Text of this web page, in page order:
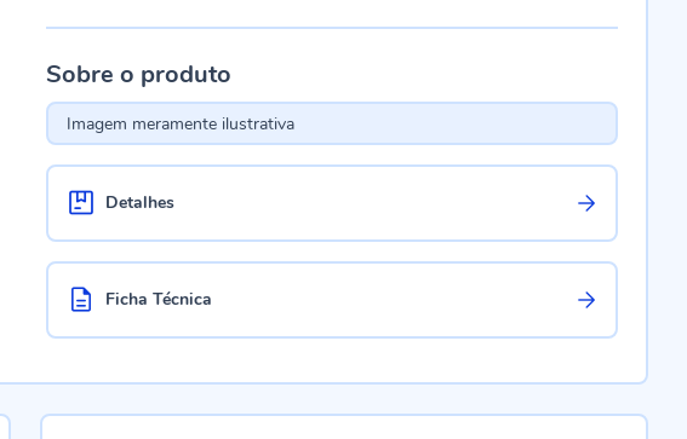
Sobre o produto
Imagem meramente ilustrativa
Detalhes
Ficha Técnica